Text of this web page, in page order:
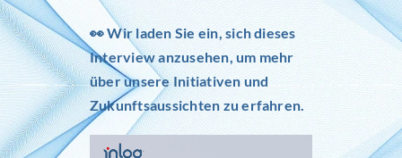
👀 Wir laden Sie ein, sich dieses
Interview anzusehen, um mehr
über unsere Initiativen und
Zukunftsaussichten zu erfahren.
Video-